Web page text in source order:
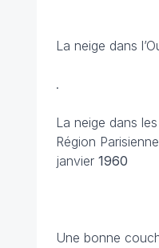
La neige dans
.
La neige dans
Région
janvier 1960
Une bonne